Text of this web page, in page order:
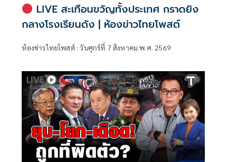
LIVE สะเทือนขวัญทั้งประเทศ กราดยิง
กลางโรงเรียนดัง | ห้องข่าวไทยโพสต์
ห้องข่าวไทยโพสต์ : วันศุกร์ที่ 7 สิงหาคม พ.ศ. 2569